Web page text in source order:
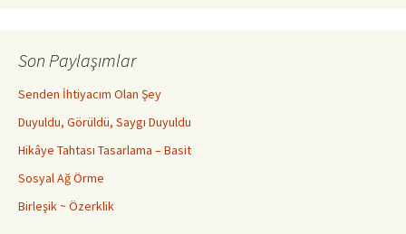
Son Paylaşımlar
Senden İhtiyacım Olan Şey
Duyuldu, Görüldü, Saygı Duyuldu
Hikâye Tahtası Tasarlama – Basit
Sosyal Ağ Örme
Birleşik ~ Özerklik